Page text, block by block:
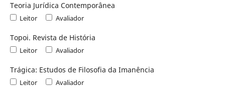
Teoria Jurídica Contemporânea
Leitor Avaliador
Topoi. Revista de História
Leitor Avaliador
Trágica: Estudos de Filosofia da Imanência
Leitor Avaliador